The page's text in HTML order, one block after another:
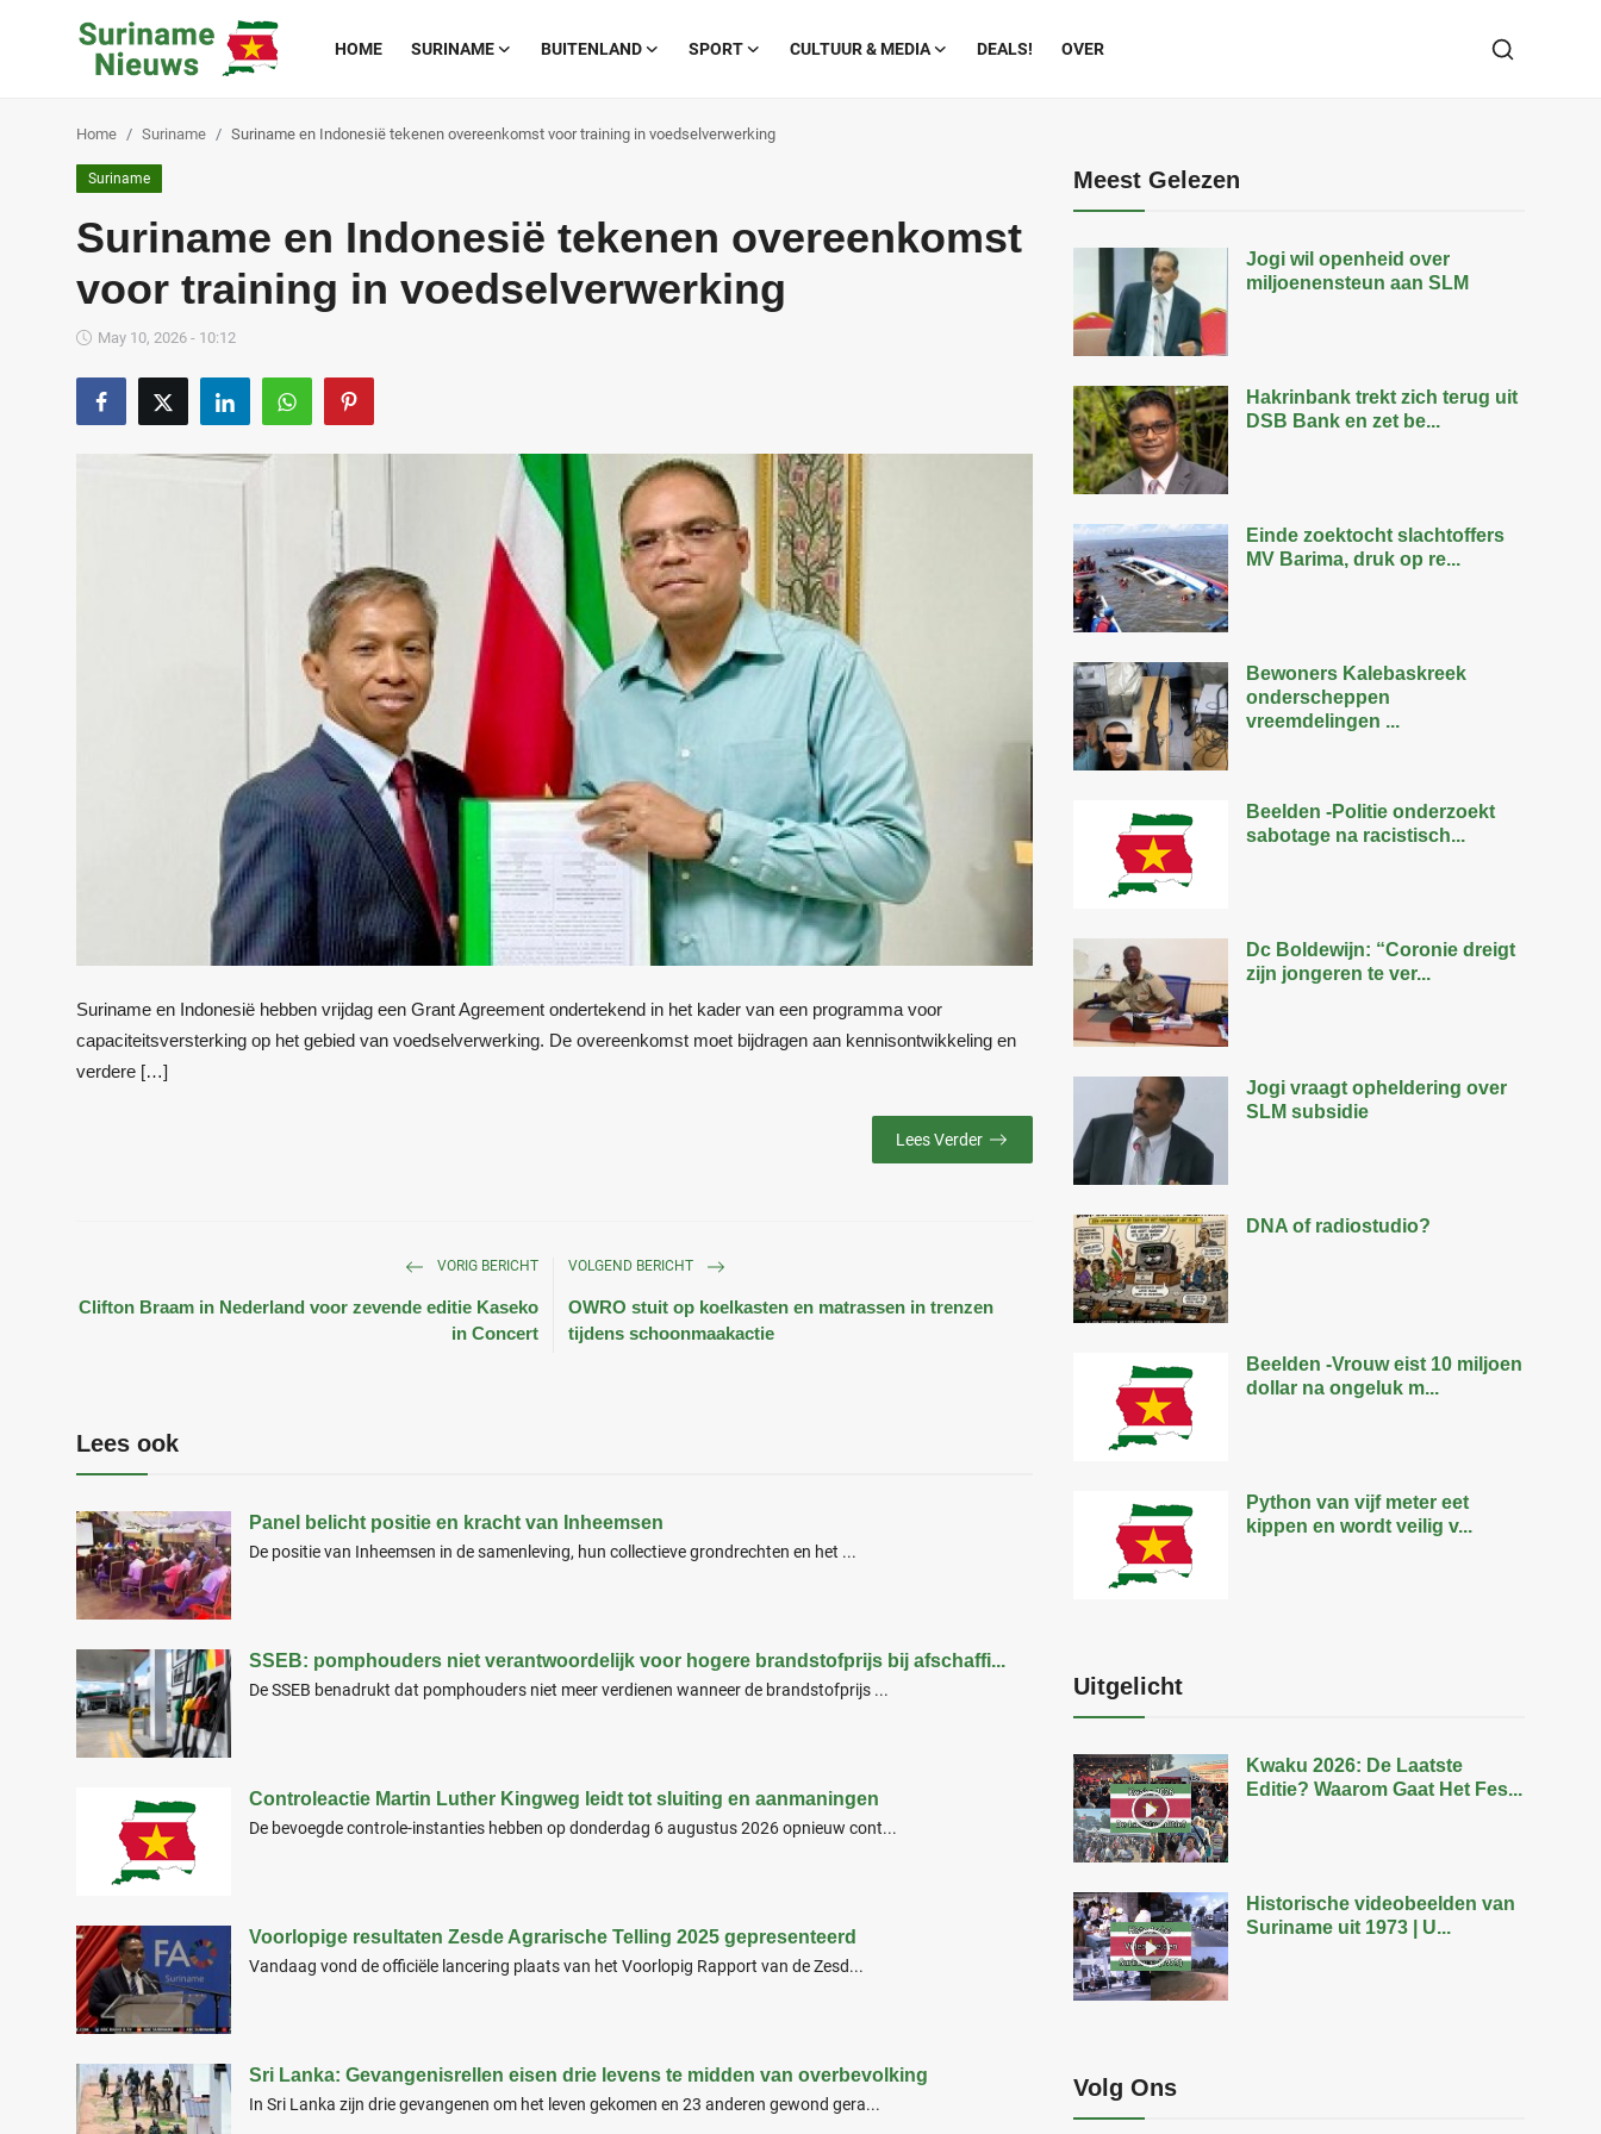
HOME SURINAME BUITENLAND SPORT CULTUUR & MEDIA DEALS! OVER
Buitenland
Home Suriname Suriname en Indonesië tekenen overeenkomst voor training in voedselverwerking
Suriname
Suriname en Indonesië tekenen overeenkomst
voor training in voedselverwerking
May 10, 2026 - 10:12
Suriname en Indonesië hebben vrijdag een Grant Agreement ondertekend in het kader van een programma voor
capaciteitsversterking op het gebied van voedselverwerking. De overeenkomst moet bijdragen aan kennisontwikkeling en
verdere […]
Lees Verder
VORIG BERICHT
Clifton Braam in Nederland voor zevende editie Kaseko
in Concert
VOLGEND BERICHT
OWRO stuit op koelkasten en matrassen in trenzen
tijdens schoonmaakactie
Lees ook
Panel belicht positie en kracht van Inheemsen
De positie van Inheemsen in de samenleving, hun collectieve grondrechten en het ...
SSEB: pomphouders niet verantwoordelijk voor hogere brandstofprijs bij afschaffi...
De SSEB benadrukt dat pomphouders niet meer verdienen wanneer de brandstofprijs ...
Controleactie Martin Luther Kingweg leidt tot sluiting en aanmaningen
De bevoegde controle-instanties hebben op donderdag 6 augustus 2026 opnieuw cont...
Voorlopige resultaten Zesde Agrarische Telling 2025 gepresenteerd
Vandaag vond de officiële lancering plaats van het Voorlopig Rapport van de Zesd...
Sri Lanka: Gevangenisrellen eisen drie levens te midden van overbevolking
In Sri Lanka zijn drie gevangenen om het leven gekomen en 23 anderen gewond gera...
Meest Gelezen
Jogi wil openheid over
miljoenensteun aan SLM
Hakrinbank trekt zich terug uit
DSB Bank en zet be...
Einde zoektocht slachtoffers
MV Barima, druk op re...
Bewoners Kalebaskreek
onderscheppen
vreemdelingen ...
Beelden -Politie onderzoekt
sabotage na racistisch...
Dc Boldewijn: “Coronie dreigt
zijn jongeren te ver...
Jogi vraagt opheldering over
SLM subsidie
DNA of radiostudio?
Beelden -Vrouw eist 10 miljoen
dollar na ongeluk m...
Python van vijf meter eet
kippen en wordt veilig v...
Uitgelicht
Kwaku 2026: De Laatste
Editie? Waarom Gaat Het Fes...
Historische videobeelden van
Suriname uit 1973 | U...
Volg Ons